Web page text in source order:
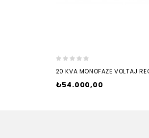
20 KVA MONOFAZE VOLTAJ
Fiyat
₺54.000,00